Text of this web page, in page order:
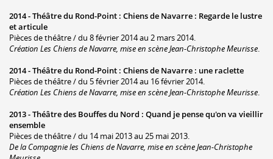
2014 -Théâtre du Rond-Point : Chiens de Navarre : Regarde le lustre
et articule
Pièces de théâtre / du 8 février 2014 au 2 mars 2014.
Création Les Chiens de Navarre, mise en scène Jean-Christophe Meurisse.
2014 -Théâtre du Rond-Point : Chiens de Navarre : une raclette
Pièces de théâtre / du 5 février 2014 au 16 février 2014.
Création Les Chiens de Navarre, mise en scène Jean-Christophe Meurisse.
2013 -Théâtre des Bouffes du Nord : Quand je pense qu'on va vieillir
ensemble
Pièces de théâtre / du 14 mai 2013 au 25 mai 2013.
De la Compagnie les Chiens de Navarre, mise en scène Jean-Christophe